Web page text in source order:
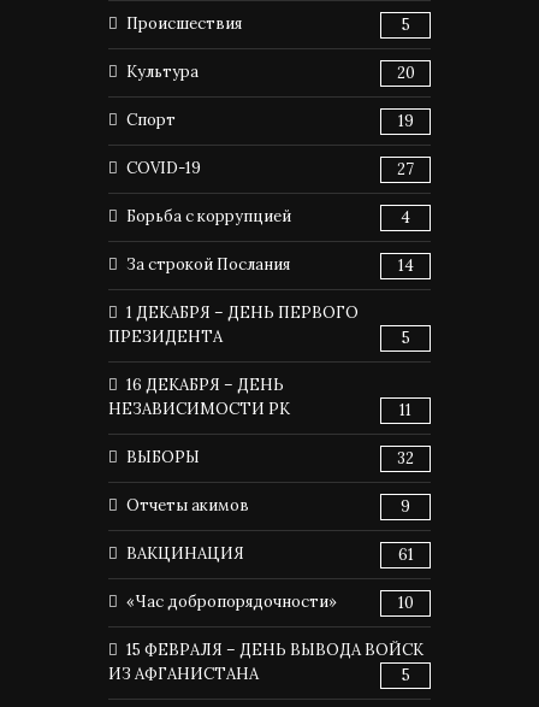
Происшествия 5
Культура 20
Спорт 19
COVID-19 27
Борьба с коррупцией 4
За строкой Послания 14
1 ДЕКАБРЯ – ДЕНЬ ПЕРВОГО
ПРЕЗИДЕНТА
5
16 ДЕКАБРЯ – ДЕНЬ
НЕЗАВИСИМОСТИ РК
11
ВЫБОРЫ 32
Отчеты акимов 9
ВАКЦИНАЦИЯ 61
«Час добропорядочности» 10
15 ФЕВРАЛЯ – ДЕНЬ ВЫВОДА ВОЙСК
ИЗ АФГАНИСТАНА
5